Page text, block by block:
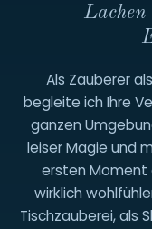
Lachen
Als Zauberer
begleite ich Ihre
ganzen
leiser Magie und
ersten Moment
wirklich
Tischzauberei, als
+49
22894633